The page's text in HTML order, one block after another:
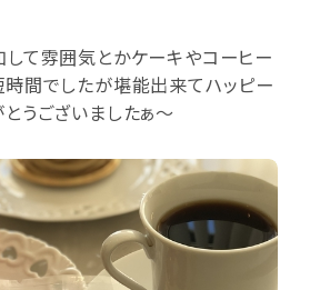
て雰囲気とかケーキやコーヒー
間でしたが堪能出来てハッピー
うございましたぁ〜